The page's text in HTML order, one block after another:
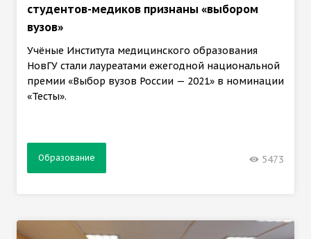
студентов-медиков признаны «выбором
вузов»
Учёные Института медицинского образования
НовГУ стали лауреатами ежегодной национальной
премии «Выбор вузов России — 2021» в номинации
«Тесты».
Образование 5473